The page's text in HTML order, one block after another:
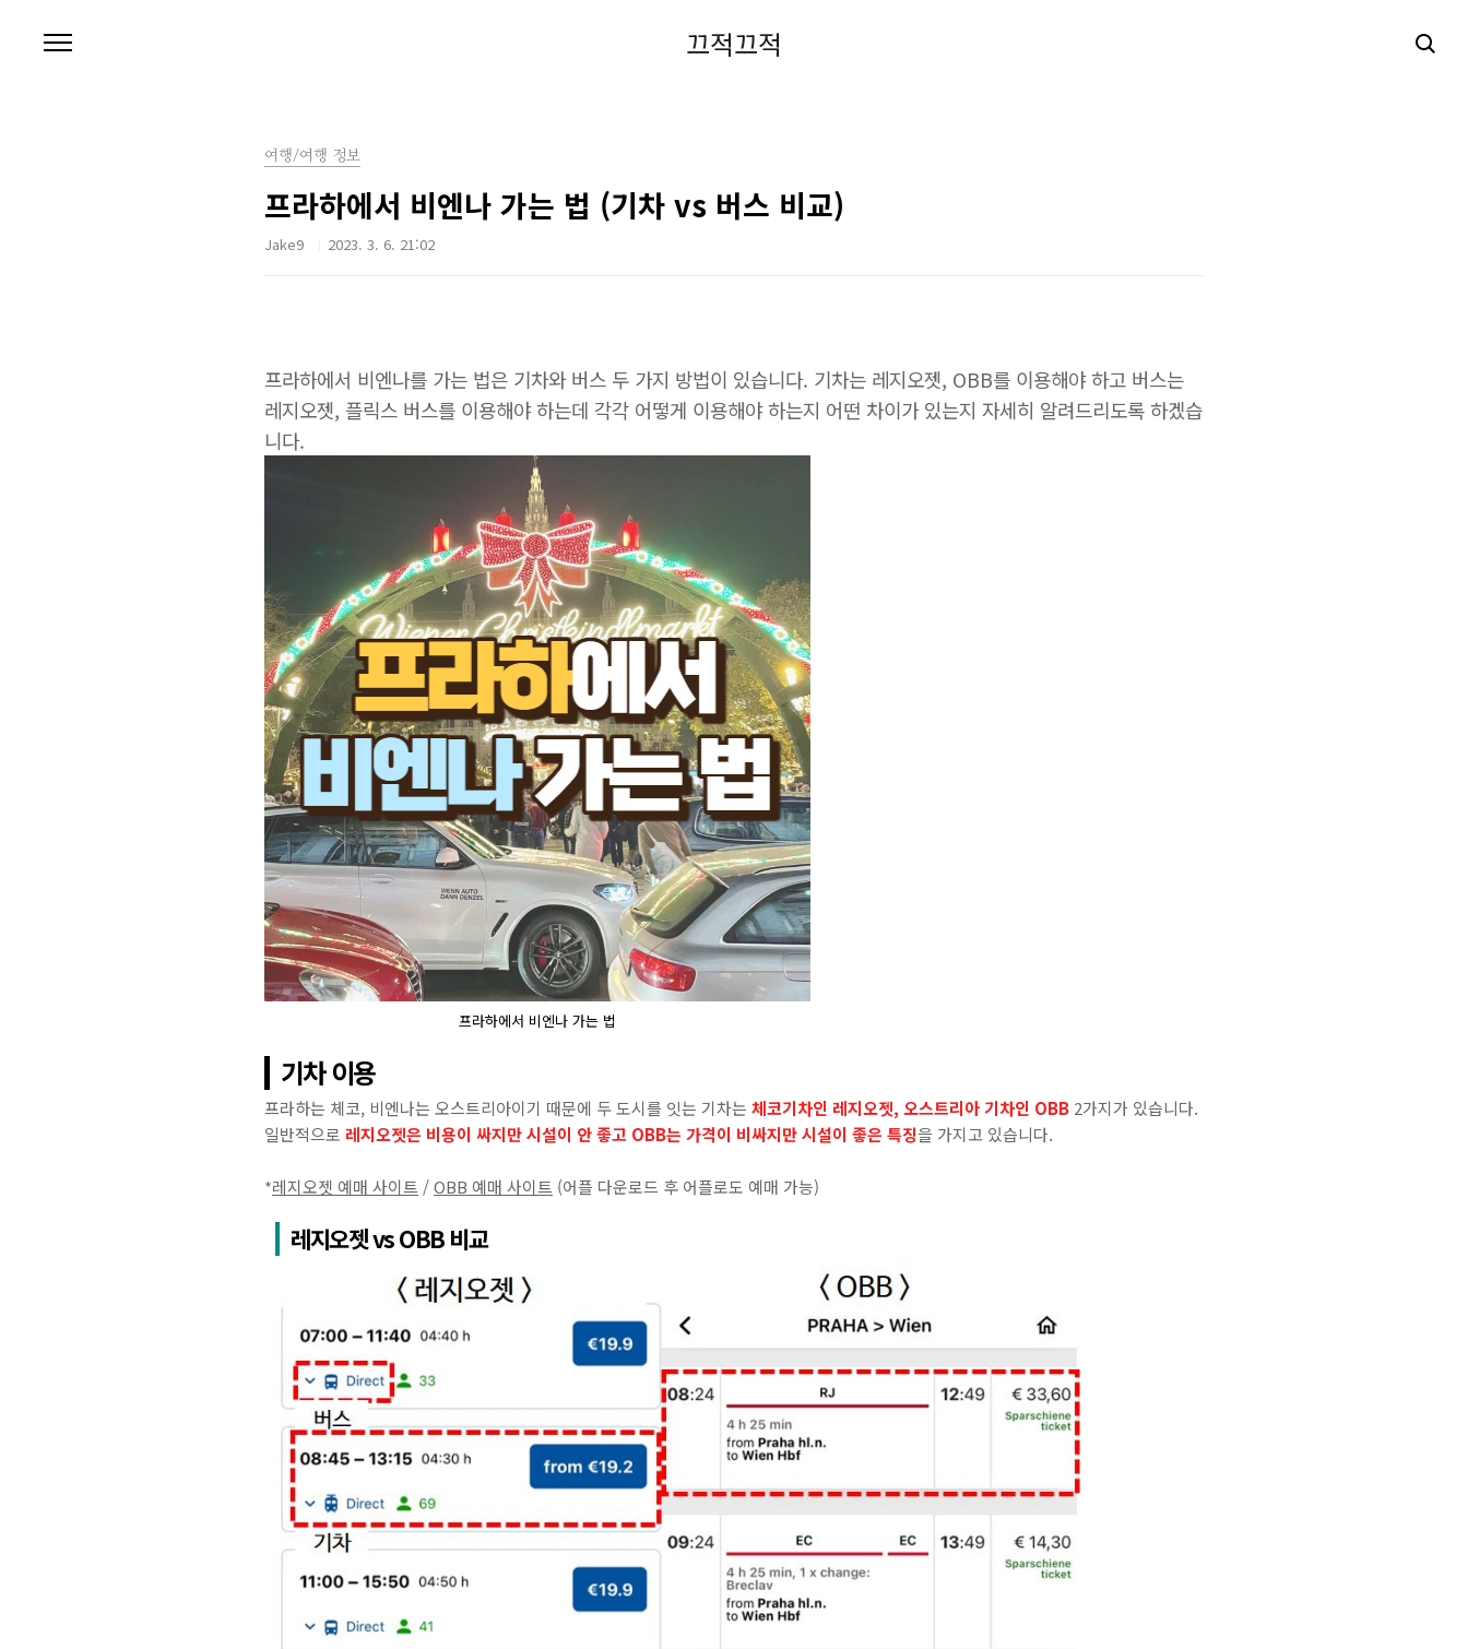
끄적끄적
여행/여행 정보
프라하에서 비엔나 가는 법 (기차 vs 버스 비교)
Jake9 2023. 3. 6. 21:02
프라하에서 비엔나를 가는 법은 기차와 버스 두 가지 방법이 있습니다. 기차는 레지오젯, OBB를 이용해야 하고 버스는
레지오젯, 플릭스 버스를 이용해야 하는데 각각 어떻게 이용해야 하는지 어떤 차이가 있는지 자세히 알려드리도록 하겠습
니다.
프라하에서 비엔나 가는 법
기차 이용
프라하는 체코, 비엔나는 오스트리아이기 때문에 두 도시를 잇는 기차는 체코기차인 레지오젯, 오스트리아 기차인 OBB 2가지가 있습니다.
일반적으로 레지오젯은 비용이 싸지만 시설이 안 좋고 OBB는 가격이 비싸지만 시설이 좋은 특징을 가지고 있습니다.
*레지오젯 예매 사이트 /OBB 예매 사이트 (어플 다운로드 후 어플로도 예매 가능)
레지오젯 vs OBB 비교